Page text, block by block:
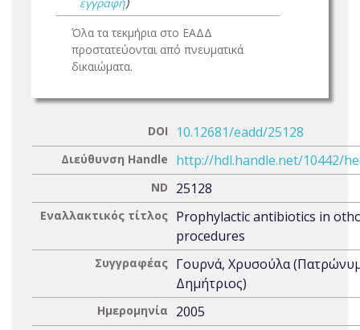
Όλα τα τεκμήρια στο ΕΑΔΔ
προστατεύονται από πνευματικά
δικαιώματα.
DOI 10.12681/eadd/25128
Διεύθυνση Handle http://hdl.handle.net/10442/
ND 25128
Εναλλακτικός τίτλος Prophylactic antibiotics in
procedures
Συγγραφέας Γουρνά, Χρυσούλα
Δημήτριος)
Ημερομηνία 2005